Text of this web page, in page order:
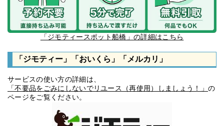
「ジモティースポット船橋」の詳細はこちら
「ジモティー」「おいくら」「メルカリ」
サービスの使い方の詳細は、
「不要品をごみにしないでリユース（再使用）しましょう！」 の
ページをご覧ください。